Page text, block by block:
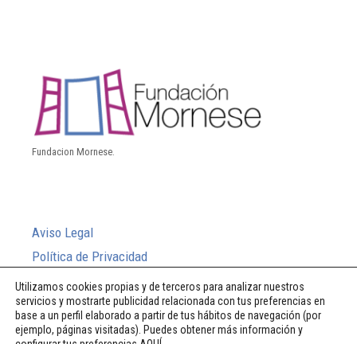
Fundacion Mornese.
Aviso Legal
Política de Privacidad
Política de Cookies
Sistema Interno de Información
Utilizamos cookies propias y de terceros para analizar nuestros
servicios y mostrarte publicidad relacionada con tus preferencias en
base a un perfil elaborado a partir de tus hábitos de navegación (por
ejemplo, páginas visitadas). Puedes obtener más información y